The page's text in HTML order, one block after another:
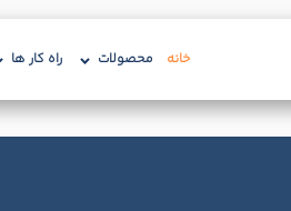
خانه محصولات راه کار ها